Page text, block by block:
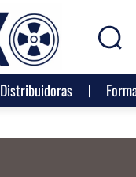
Distribuidoras